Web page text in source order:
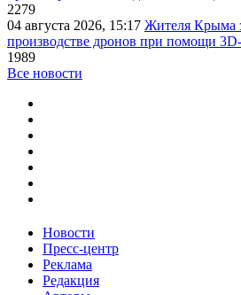
2279
04 августа 2026, 15:17 Жителя Крыма
производстве дронов при помощи
1989
Все новости
Новости
Пресс-центр
Реклама
Редакция